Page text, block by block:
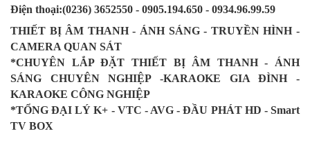
Điện thoại:(0236) 3652550 - 0905.194.650 - 0934.96.99.59
THIẾT BỊ ÂM THANH - ÁNH SÁNG - TRUYỀN HÌNH -
CAMERA QUAN SÁT
*CHUYÊN LẮP ĐẶT THIẾT BỊ ÂM THANH - ÁNH
SÁNG CHUYÊN NGHIỆP -KARAOKE GIA ĐÌNH -
KARAOKE CÔNG NGHIỆP
*TỔNG ĐẠI LÝ K+ - VTC - AVG - ĐẦU PHÁT HD - Smart
TV BOX